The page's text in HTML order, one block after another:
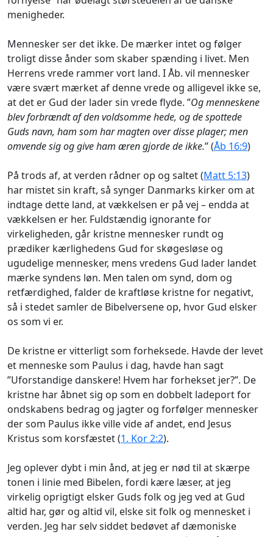
menigheder.
Mennesker ser det ikke. De mærker intet og følger
troligt disse ånder som skaber spænding i livet. Men
Herrens vrede rammer vort land. I Åb. vil mennesker
være svært mærket af denne vrede og alligevel ikke se,
at det er Gud der lader sin vrede flyde. ”Og menneskene
blev forbrændt af den voldsomme hede, og de spottede
Guds navn, ham som har magten over disse plager; men
omvende sig og give ham æren gjorde de ikke.” (Åb 16:9)
På trods af, at verden rådner op og saltet (Matt 5:13)
har mistet sin kraft, så synger Danmarks kirker om at
indtage dette land, at vækkelsen er på vej – endda at
vækkelsen er her. Fuldstændig ignorante for
virkeligheden, går kristne mennesker rundt og
prædiker kærlighedens Gud for skøgesløse og
ugudelige mennesker, mens vredens Gud lader landet
mærke syndens løn. Men talen om synd, dom og
retfærdighed, falder de kraftløse kristne for negativt,
så i stedet samler de Bibelversene op, hvor Gud elsker
os som vi er.
De kristne er vitterligt som forheksede. Havde der levet
et menneske som Paulus i dag, havde han sagt
”Uforstandige danskere! Hvem har forhekset jer?”. De
kristne har åbnet sig op som en dobbelt ladeport for
ondskabens bedrag og jagter og forfølger mennesker
der som Paulus ikke ville vide af andet, end Jesus
Kristus som korsfæstet (1. Kor 2:2).
Jeg oplever dybt i min ånd, at jeg er nød til at skærpe
tonen i linie med Bibelen, fordi kære læser, at jeg
virkelig oprigtigt elsker Guds folk og jeg ved at Gud
altid har, gør og altid vil, elske sit folk og mennesket i
verden. Jeg har selv siddet bedøvet af dæmoniske